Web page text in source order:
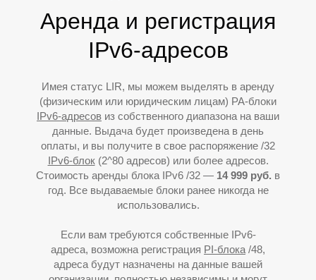
К
Аренда и регистрация
IPv6-адресов
Имея статус LIR, мы можем выделять в аренду
(физическим или юридическим лицам) PA-блоки
IPv6-адресов из собственного диапазона на ваши
данные. Выдача будет произведена в день
оплаты, и вы получите в свое распоряжение /32
IPv6-блок(2^80 адресов) или более адресов.
Стоимость аренды блока IPv6 /32 — 14 999 руб. в
год. Все выдаваемые блоки ранее никогда не
использовались.
Если вам требуются собственные IPv6-
адреса, возможна регистрация PI-блока /48,
адреса будут назначены на данные вашей